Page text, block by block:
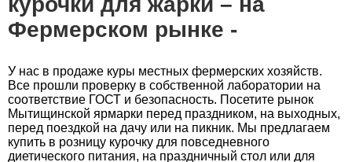
Фермерском рынке
У нас в продаже куры местных фермерских хозяйств.
Все прошли проверку в собственной лаборатории на
соответствие ГОСТ и безопасность. Посетите рынок
Мытищинской ярмарки перед праздником, на выходных,
перед поездкой на дачу или на пикник. Мы предлагаем
купить в розницу курочку для повседневного
диетического питания, на праздничный стол или для